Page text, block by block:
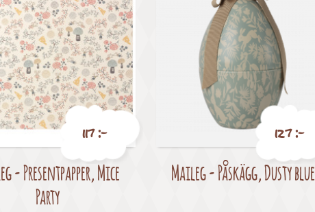
Pris
117 :-
- Presentpapper, Mice
Party
Pris
127 :-
Maileg - Påskägg, Dusty blue